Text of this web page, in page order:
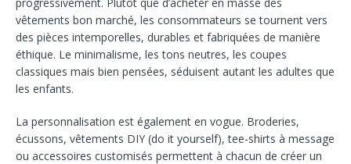
vêtements bon marché, les consommateurs se tournent vers
des pièces intemporelles, durables et fabriquées de manière
éthique. Le minimalisme, les tons neutres, les coupes
classiques mais bien pensées, séduisent autant les adultes que
les enfants.
La personnalisation est également en vogue. Broderies,
écussons, vêtements DIY (do it yourself), tee-shirts à message
ou accessoires customisés permettent à chacun de créer un